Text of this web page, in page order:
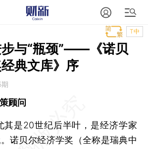
T中
与“瓶颈”——《诺贝
典文库》序
顾问
是20世纪后半叶，是经济学家
诺贝尔经济学奖（全称是瑞典中